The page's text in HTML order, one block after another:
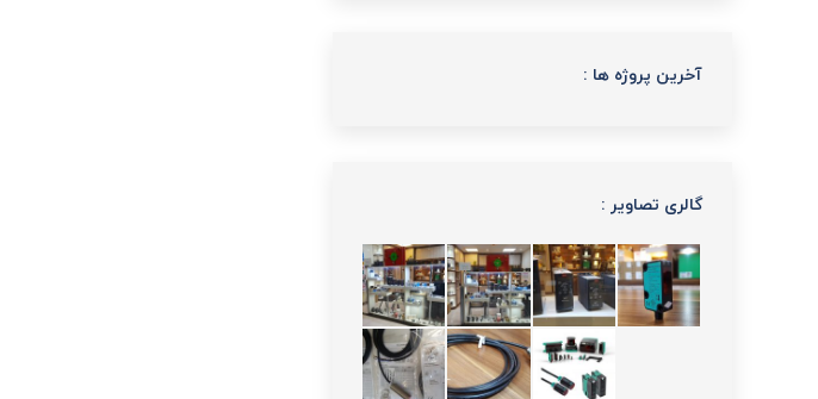
آخرین پروژه ها :
گالری تصاویر :